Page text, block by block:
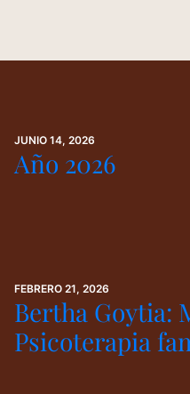
JUNIO 14, 2026
Año 2026
FEBRERO 21, 2026
Bertha Goytia:
Psicoterapia